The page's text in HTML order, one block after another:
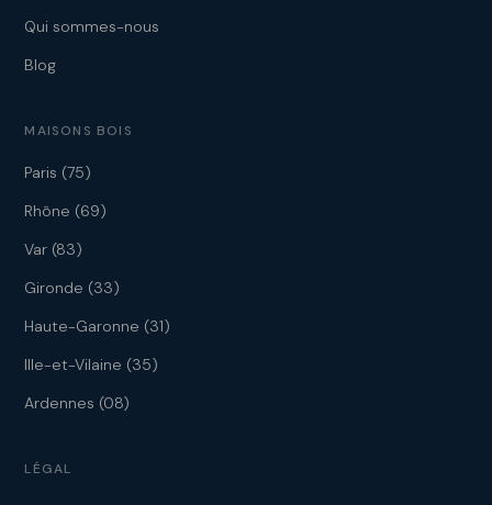
Qui sommes-nous
Blog
MAISONS BOIS
Paris (75)
Rhône (69)
Var (83)
Gironde (33)
Haute-Garonne (31)
Ille-et-Vilaine (35)
Ardennes (08)
LÉGAL